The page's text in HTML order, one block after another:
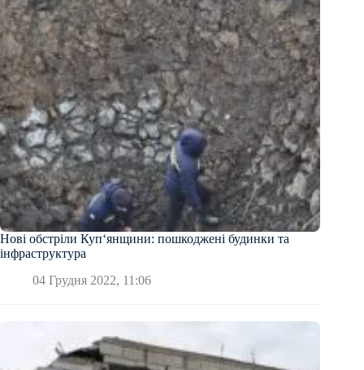
Нові обстріли Куп‘янщини: пошкоджені будинки та
інфраструктура
04 Грудня 2022, 11:06